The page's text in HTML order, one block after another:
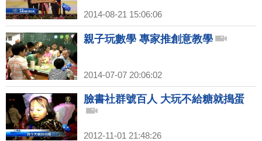
2014-08-21 15:06:06
親子玩數學 專家推創意教學
2014-07-07 20:06:02
臉書社群號百人 大玩不給糖就搗蛋
2012-11-01 21:48:26